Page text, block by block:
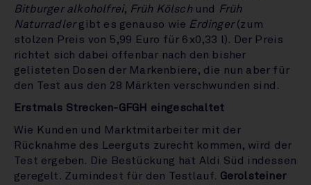
Bitburger alkoholfrei, Früh Kölschund
Früh
Naturradlergibt es genauso wie Erdinger(zum
stolzen Preis von 5,99 Euro für 6x0,33 l). Der Preis
richtet sich dabei offenbar nach den bisher
gelisteten Dosen der Markenbiere, die nun aber für
den Test aus den 28 Märkten verschwunden sind.
Erstmals Strecken-GFGH eingeschaltet
Wie Kunden und Marktmitarbeiter mit der
Rücknahme des Leerguts zurecht kommen, wird der
Test ergeben. Die Bestückung hat Aldi Süd indessen
geregelt. Zumindest für den Testlauf. Gerolsteiner